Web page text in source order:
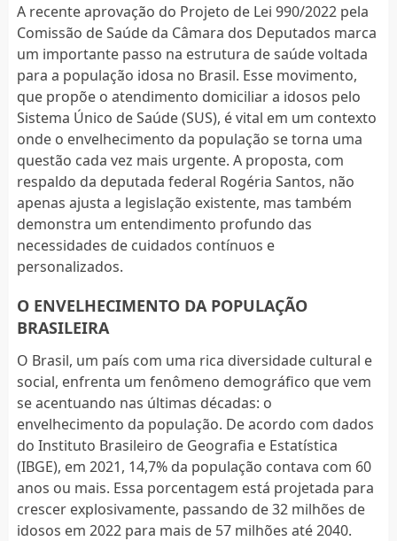
A recente aprovação do Projeto de Lei 990/2022 pela
Comissão de Saúde da Câmara dos Deputados marca
um importante passo na estrutura de saúde voltada
para a população idosa no Brasil. Esse movimento,
que propõe o atendimento domiciliar a idosos pelo
Sistema Único de Saúde (SUS), é vital em um contexto
onde o envelhecimento da população se torna uma
questão cada vez mais urgente. A proposta, com
respaldo da deputada federal Rogéria Santos, não
apenas ajusta a legislação existente, mas também
demonstra um entendimento profundo das
necessidades de cuidados contínuos e
personalizados.
O ENVELHECIMENTO DA POPULAÇÃO
BRASILEIRA
O Brasil, um país com uma rica diversidade cultural e
social, enfrenta um fenômeno demográfico que vem
se acentuando nas últimas décadas: o
envelhecimento da população. De acordo com dados
do Instituto Brasileiro de Geografia e Estatística
(IBGE), em 2021, 14,7% da população contava com 60
anos ou mais. Essa porcentagem está projetada para
crescer explosivamente, passando de 32 milhões de
idosos em 2022 para mais de 57 milhões até 2040.